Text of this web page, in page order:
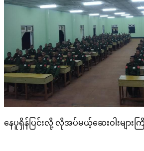
နေပူရှိန်ပြင်းလို့ လိုအပ်မယ့်ဆေးဝါးမျာ